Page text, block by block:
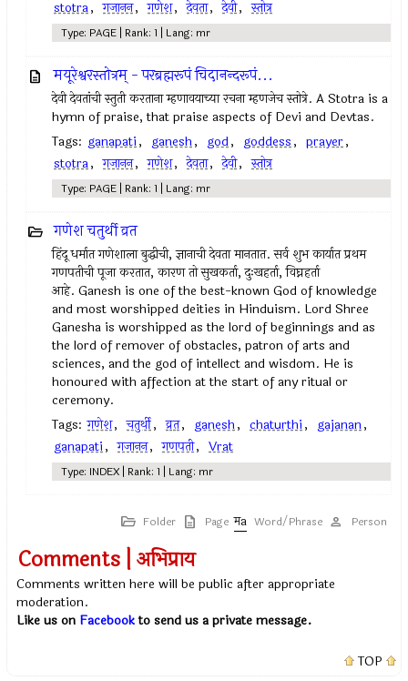
stotra, गजानन, गणेश, देवता, देवी, स्तोत्र
Type: PAGE | Rank: 1 | Lang: mr
मयूरेश्वरस्तोत्रम् - परब्रह्मरूपं चिदानन्दरूपं...
देवी देवतांची स्तुती करताना म्हणावयाच्या रचना म्हणजेच स्तोत्रे. A Stotra is a
hymn of praise, that praise aspects of Devi and Devtas.
Tags: ganapati, ganesh, god, goddess, prayer,
stotra, गजानन, गणेश, देवता, देवी, स्तोत्र
Type: PAGE | Rank: 1 | Lang: mr
गणेश चतुर्थी व्रत
हिंदू धर्मात गणेशाला बुद्धीची, ज्ञानाची देवता मानतात. सर्व शुभ कार्यात प्रथम
गणपतीची पूजा करतात, कारण तो सुखकर्ता, दुःखहर्ता, विघ्नहर्ता
आहे. Ganesh is one of the best-known God of knowledge
and most worshipped deities in Hinduism. Lord Shree
Ganesha is worshipped as the lord of beginnings and as
the lord of remover of obstacles, patron of arts and
sciences, and the god of intellect and wisdom. He is
honoured with affection at the start of any ritual or
ceremony.
Tags: गणेश, चतुर्थी, व्रत, ganesh, chaturthi, gajanan,
ganapati, गजानन, गणपती, Vrat
Type: INDEX | Rank: 1 | Lang: mr
Folder Page Word/Phrase Person
Comments | अभिप्राय
Comments written here will be public after appropriate
moderation.
Like us on Facebookto send us a private message.
TOP